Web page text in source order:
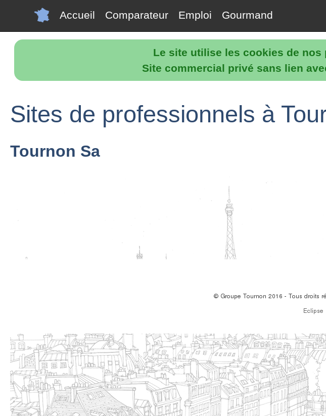
Le site utilise les cookies de nos
Site commercial privé sans lien
Accueil Comparateur Emploi Gourmand
Sites de professionnels à
Tournon Sa